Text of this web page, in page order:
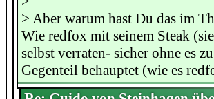
> Aber warum hast Du das im
Wie redfox mit seinem Steak
selbst verraten- sicher ohne es
Gegenteil behauptet (wie es